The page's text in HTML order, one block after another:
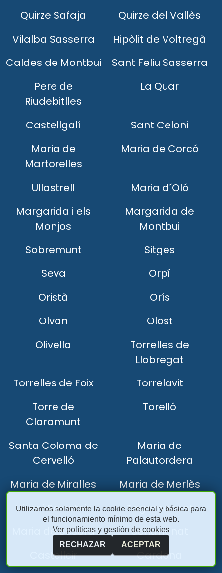
Quirze Safaja
Quirze del Vallès
Vilalba Sasserra
Hipòlit de Voltregà
Caldes de Montbui
Sant Feliu Sasserra
Pere de
Riudebitlles
La Quar
Castellgalí
Sant Celoni
Maria de
Martorelles
Maria de Corcó
Ullastrell
Maria d´Oló
Margarida i els
Monjos
Margarida de
Montbui
Sobremunt
Sitges
Seva
Orpí
Oristà
Orís
Olvan
Olost
Olivella
Torrelles de
Llobregat
Torrelles de Foix
Torrelavit
Torre de
Claramunt
Torelló
Santa Coloma de
Cervelló
Maria de
Palautordera
Maria de Miralles
Maria de Merlès
Viver i Serrateix
Tagamanent
Maria de Besora
Sentmenat
Castellcir
Cardona
Utilizamos solamente la cookie esencial y básica para
el funcionamiento mínimo de esta web.
Ver políticas y gestión de cookies
RECHAZAR
ACEPTAR